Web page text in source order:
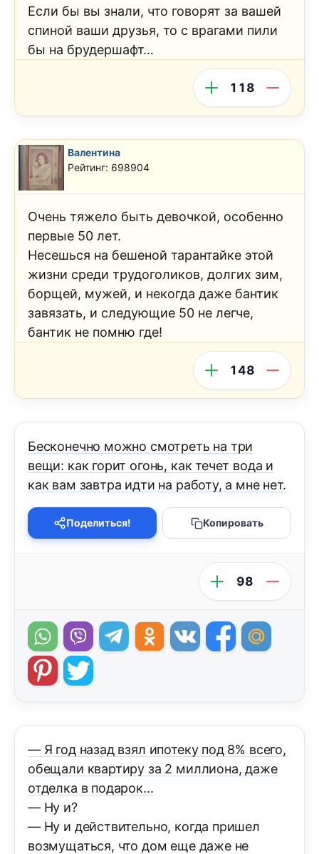
Если бы вы знали, что говорят за вашей
спиной ваши друзья, то с врагами пили
бы на брудершафт…
118
Валентина
Рейтинг: 698904
Очень тяжело быть девочкой, особенно
первые 50 лет.
Несешься на бешеной тарантайке этой
жизни среди трудоголиков, долгих зим,
борщей, мужей, и некогда даже бантик
завязать, и следующие 50 не легче,
бантик не помню где!
148
Бесконечно можно смотреть на три
вещи: как горит огонь, как течет вода и
как вам завтра идти на работу, а мне нет.
Поделиться! Копировать
98
— Я год назад взял ипотеку под 8% всего,
обещали квартиру за 2 миллиона, даже
отделка в подарок...
— Ну и?
— Ну и действительно, когда пришел
возмущаться, что дом еще даже не